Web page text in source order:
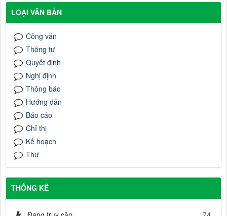
LOẠI VĂN BẢN
Công văn
Thông tư
Quyết định
Nghị định
Thông báo
Hướng dẫn
Báo cáo
Chỉ thị
Kế hoạch
Thư
THỐNG KÊ